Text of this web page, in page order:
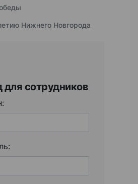
Нижнего Новгорода
для сотрудников